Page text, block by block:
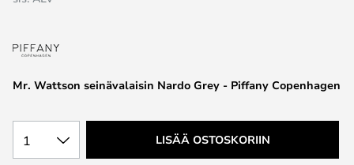
the
gallery
Mr. Wattson seinävalaisin Nardo Grey - Piffany Copenhagen
1 LISÄÄ OSTOSKORIIN